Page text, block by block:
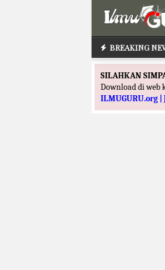
BREAKING
SILAHKAN
Download di web
ILMUGURU.org |